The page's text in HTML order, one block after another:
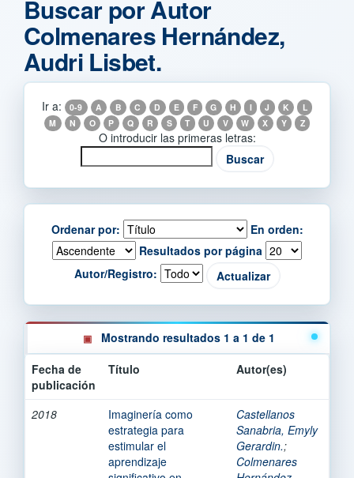
Buscar por Autor
Colmenares Hernández,
Audri Lisbet.
Ir a: 0-9 A B C D E F G H I J K
L
M
N O P Q R S T U V W X Y Z
O introducir las primeras letras:
Ordenar por:
En orden:
Resultados por página
Autor/Registro:
Mostrando resultados 1 a 1 de 1
Fecha de
publicación
Título Autor(es)
2018
Imaginería como
estrategia para
estimular el
aprendizaje
Castellanos
Sanabria, Emyly
Gerardin.;
Colmenares